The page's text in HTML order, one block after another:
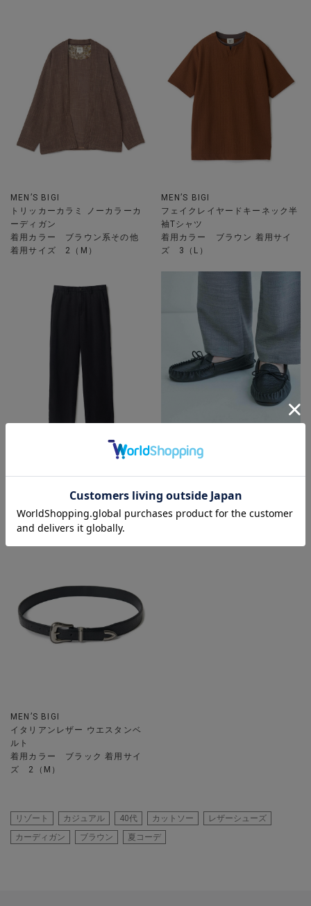
MEN’S BIGI
トリッカーカラミ ノーカラーカ
ーディガン
着用カラー ブラウン系その他
着用サイズ 2（M）
MEN’S BIGI
フェイクレイヤードキーネック半
袖Tシャツ
着用カラー ブラウン 着用サイ
ズ 3（L）
MEN’S BIGI
着用カラー ブラック 着用サイ
ズ 2（M）
MEN’S BIGI
イタリアンレザー ウエスタンベ
ルト
着用カラー ブラック 着用サイ
ズ 2（M）
リゾート カジュアル 40代 カットソー
レザーシューズ
カーディガン
ブラウン 夏コーデ